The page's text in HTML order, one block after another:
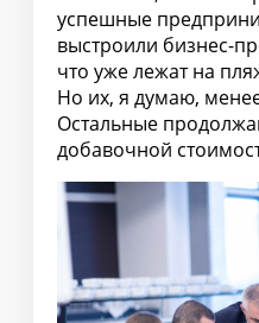
успешные
выстроили бизнес-
что уже лежат на
Но их, я думаю,
Остальные
добавочной